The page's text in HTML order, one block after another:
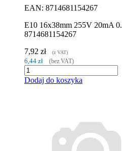
EAN: 8714681154267
E10 16x38mm 255V 20mA
8714681154267
7,92 zł
(z VAT)
6,44 zł (bez VAT)
Dodaj do koszyka